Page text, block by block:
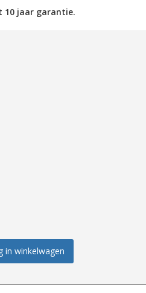
10 jaar garantie.
in winkelwagen